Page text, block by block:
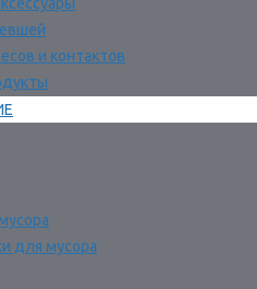
и контактов
для мусора